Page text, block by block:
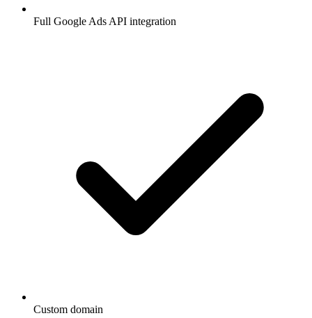
Full Google Ads API integration
Custom domain